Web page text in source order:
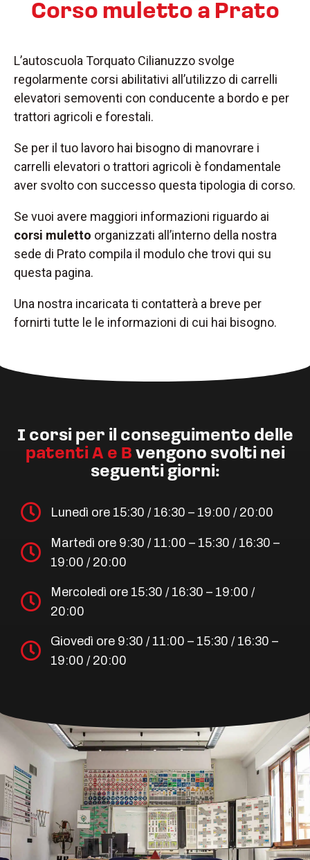
Corso muletto a Prato
L’autoscuola Torquato Cilianuzzo svolge
regolarmente corsi abilitativi all’utilizzo di carrelli
elevatori semoventi con conducente a bordo e per
trattori agricoli e forestali.
Se per il tuo lavoro hai bisogno di manovrare i
carrelli elevatori o trattori agricoli è fondamentale
aver svolto con successo questa tipologia di corso.
Se vuoi avere maggiori informazioni riguardo ai
corsi muletto organizzati all’interno della nostra
sede di Prato compila il modulo che trovi qui su
questa pagina.
Una nostra incaricata ti contatterà a breve per
fornirti tutte le le informazioni di cui hai bisogno.
I corsi per il conseguimento delle
patenti A e B vengono svolti nei
seguenti giorni:
Lunedì ore 15:30 / 16:30 – 19:00 / 20:00
Martedì ore 9:30 / 11:00 – 15:30 / 16:30 –
19:00 / 20:00
Mercoledì ore 15:30 / 16:30 – 19:00 /
20:00
Giovedì ore 9:30 / 11:00 – 15:30 / 16:30 –
19:00 / 20:00